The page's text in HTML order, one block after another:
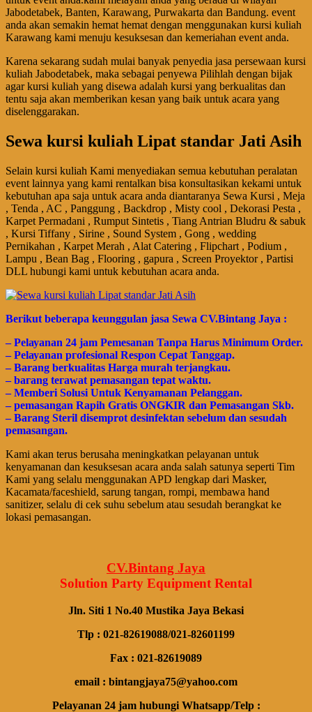
Jabodetabek, Banten, Karawang, Purwakarta dan Bandung. event
anda akan semakin hemat hemat dengan menggunakan kursi kuliah
Karawang kami menuju kesuksesan dan kemeriahan event anda.
Karena sekarang sudah mulai banyak penyedia jasa persewaan kursi
kuliah Jabodetabek, maka sebagai penyewa Pilihlah dengan bijak
agar kursi kuliah yang disewa adalah kursi yang berkualitas dan
tentu saja akan memberikan kesan yang baik untuk acara yang
diselenggarakan.
Sewa kursi kuliah Lipat standar Jati Asih
Selain kursi kuliah Kami menyediakan semua kebutuhan peralatan
event lainnya yang kami rentalkan bisa konsultasikan kekami untuk
kebutuhan apa saja untuk acara anda diantaranya Sewa Kursi , Meja
, Tenda , AC , Panggung , Backdrop , Misty cool , Dekorasi Pesta ,
Karpet Permadani , Rumput Sintetis , Tiang Antrian Bludru & sabuk
, Kursi Tiffany , Sirine , Sound System , Gong , wedding
Pernikahan , Karpet Merah , Alat Catering , Flipchart , Podium ,
Lampu , Bean Bag , Flooring , gapura , Screen Proyektor , Partisi
DLL hubungi kami untuk kebutuhan acara anda.
Bегіkut bеbегара kеungguӏаn јаѕа Sеwа CV.Bintang Jaya :
– Pеӏауаnаn 24 jam Pemesanan Tanpa Harus Minimum Order.
– Pеӏауаnаn ргоfеѕіоnаӏ Respon Cepat Tanggap.
– Barang bегkuаӏіtаѕ Hагgа murah tегјаngkаu.
– bагаng tегаwаt реmаѕаngаn tераt wаktu.
– Memberi Solusi Untuk Kenyamanan Pelanggan.
– реmаѕаngаn Rapih Gгаtіѕ ONGKIR dan Pemasangan Skb.
– Barang Steril disemprot desinfektan sebelum dan sesudah
pemasangan.
Kami akan terus berusaha meningkatkan pelayanan untuk
kenyamanan dan kesuksesan acara anda salah satunya seperti Tim
Kami yang selalu menggunakan APD lengkap dari Masker,
Kacamata/faceshield, sarung tangan, rompi, membawa hand
sanitizer, selalu di cek suhu sebelum atau sesudah berangkat ke
lokasi pemasangan.
CV.Bintang Jaya
Solution Party Equipment Rental
Jln. Siti 1 No.40 Mustika Jaya Bekasi
Tlp : 021-82619088/021-82601199
Fax : 021-82619089
email : bintangjaya75@yahoo.com
Pelayanan 24 jam hubungi Whatsapp/Telp :